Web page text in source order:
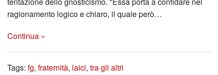
ragionamento logico e chiaro, il quale però…
Continua »
Tags: fg, fraternità, laici, tra gli altri